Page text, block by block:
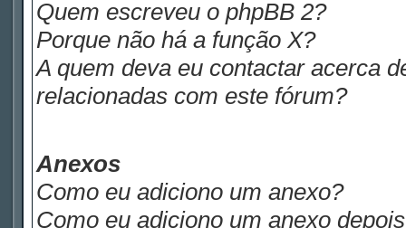
Quem escreveu o phpBB 2?
Porque não há a função X?
A quem deva eu contactar acerca
relacionadas com este fórum?
Anexos
Como eu adiciono um anexo?
Como eu adiciono um anexo